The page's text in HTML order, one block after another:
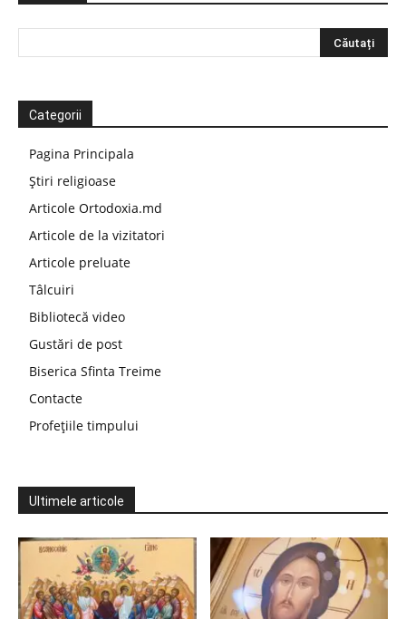
Categorii
Pagina Principala
Știri religioase
Articole Ortodoxia.md
Articole de la vizitatori
Articole preluate
Tâlcuiri
Bibliotecă video
Gustări de post
Biserica Sfinta Treime
Contacte
Profețiile timpului
Ultimele articole